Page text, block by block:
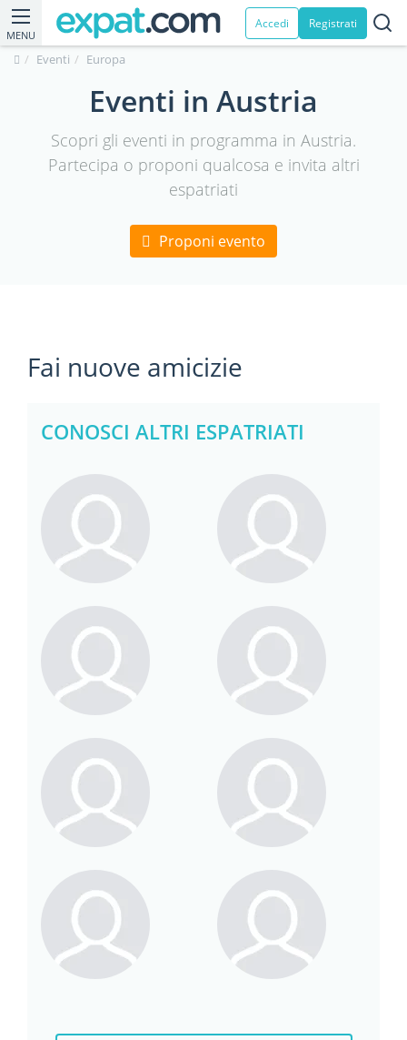
MENU
Accedi Registrati
Eventi Europa
Eventi in Austria
Scopri gli eventi in programma in Austria.
Partecipa o proponi qualcosa e invita altri
espatriati
Proponi evento
Fai nuove amicizie
CONOSCI ALTRI ESPATRIATI